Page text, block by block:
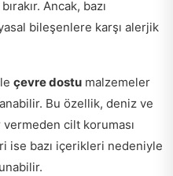
Ancak, bazı
bileşenlere karşı alerjik
çevre dostu malzemeler
Bu özellik, deniz ve
cilt koruması
ise bazı içerikleri nedeniyle